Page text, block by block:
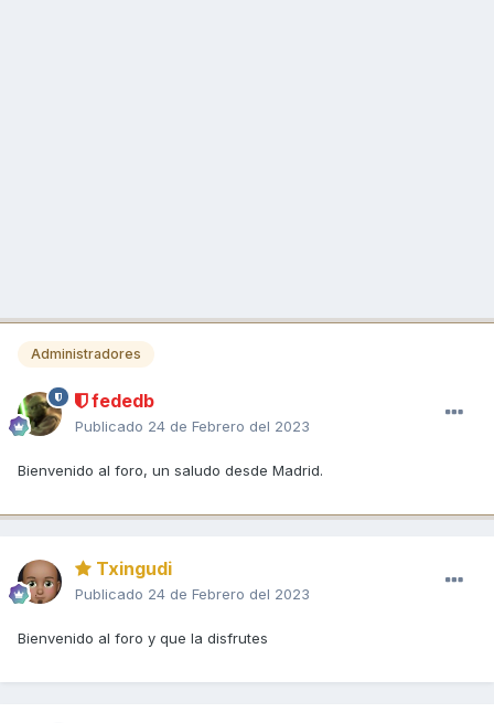
Administradores
fededb
Publicado 24 de Febrero del 2023
Bienvenido al foro, un saludo desde Madrid.
Txingudi
Publicado 24 de Febrero del 2023
Bienvenido al foro y que la disfrutes